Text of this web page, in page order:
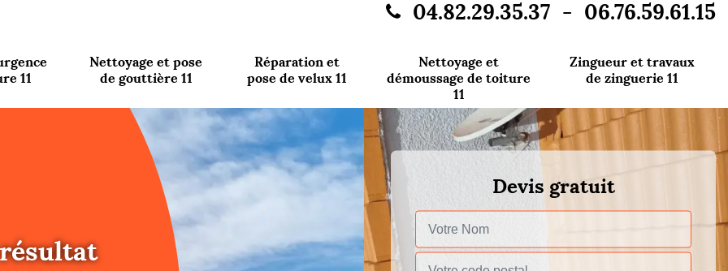
04.82.29.35.37 - 06.76.59.61.15
11
Nettoyage et pose
de gouttière 11
Réparation et
pose de velux 11
Nettoyage et
démoussage de toiture
11
Zingueur et travaux
de zinguerie 11
Devis gratuit